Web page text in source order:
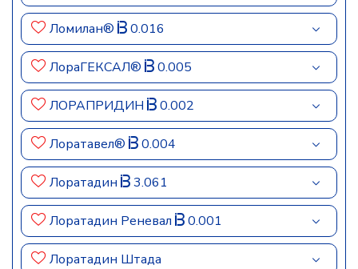
Ломилан® 0.016
ЛораГЕКСАЛ® 0.005
ЛОРАПРИДИН 0.002
Лоратавел® 0.004
Лоратадин 3.061
Лоратадин Реневал 0.001
Лоратадин Штада